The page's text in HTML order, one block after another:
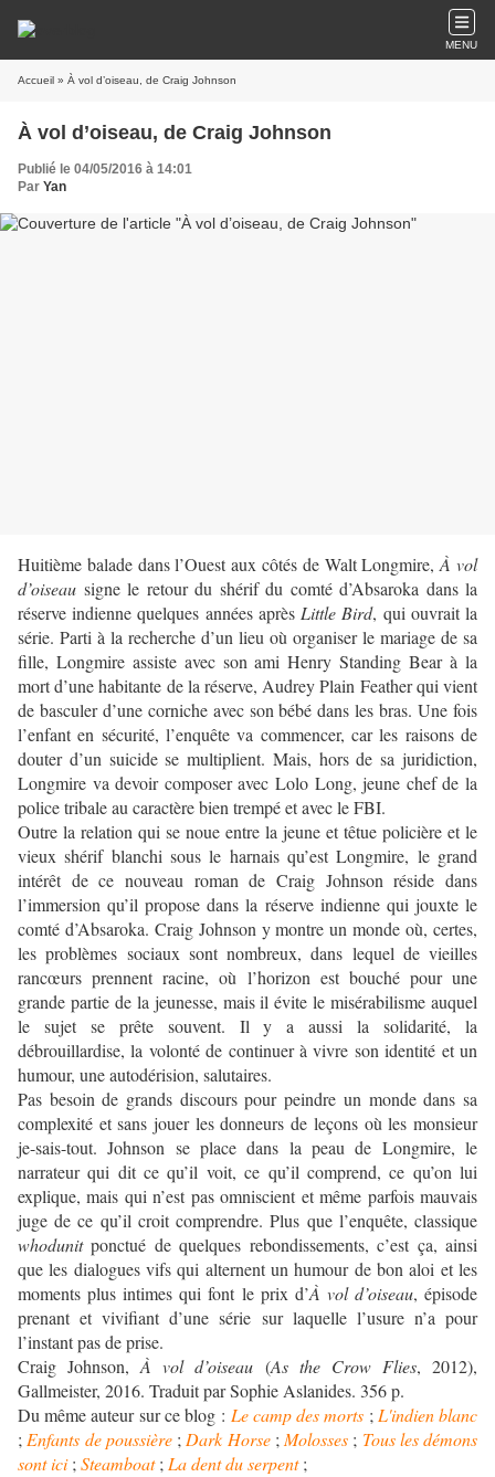
MENU
Accueil » À vol d’oiseau, de Craig Johnson
À vol d’oiseau, de Craig Johnson
Publié le 04/05/2016 à 14:01
Par Yan
Huitième balade dans l’Ouest aux côtés de Walt Longmire,À vol
d’oiseau signe le retour du shérif du comté d’Absaroka dans la
réserve indienne quelques années après Little Bird, qui ouvrait la
série. Parti à la recherche d’un lieu où organiser le mariage de sa
fille, Longmire assiste avec son ami Henry Standing Bear à la
mort d’une habitante de la réserve, Audrey Plain Feather qui vient
de basculer d’une corniche avec son bébé dans les bras. Une fois
l’enfant en sécurité, l’enquête va commencer, car les raisons de
douter d’un suicide se multiplient. Mais, hors de sa juridiction,
Longmire va devoir composer avec Lolo Long, jeune chef de la
police tribale au caractère bien trempé et avec le FBI.
Outre la relation qui se noue entre la jeune et têtue policière et le
vieux shérif blanchi sous le harnais qu’est Longmire, le grand
intérêt de ce nouveau roman de Craig Johnson réside dans
l’immersion qu’il propose dans la réserve indienne qui jouxte le
comté d’Absaroka. Craig Johnson y montre un monde où, certes,
les problèmes sociaux sont nombreux, dans lequel de vieilles
rancœurs prennent racine, où l’horizon est bouché pour une
grande partie de la jeunesse, mais il évite le misérabilisme auquel
le sujet se prête souvent. Il y a aussi la solidarité, la
débrouillardise, la volonté de continuer à vivre son identité et un
humour, une autodérision, salutaires.
Pas besoin de grands discours pour peindre un monde dans sa
complexité et sans jouer les donneurs de leçons où les monsieur
je-sais-tout. Johnson se place dans la peau de Longmire, le
narrateur qui dit ce qu’il voit, ce qu’il comprend, ce qu’on lui
explique, mais qui n’est pas omniscient et même parfois mauvais
juge de ce qu’il croit comprendre. Plus que l’enquête, classique
whodunitponctué de quelques rebondissements, c’est ça, ainsi
que les dialogues vifs qui alternent un humour de bon aloi et les
moments plus intimes qui font le prix d’À vol d’oiseau, épisode
prenant et vivifiant d’une série sur laquelle l’usure n’a pour
l’instant pas de prise.
Craig Johnson,À vol d’oiseau (As the Crow Flies, 2012),
Gallmeister, 2016. Traduit par Sophie Aslanides. 356 p.
Du même auteur sur ce blog : Le camp des morts ; L'indien blanc
; Enfants de poussière; Dark Horse; Molosses ; Tous les démons
sont ici; Steamboat; La dent du serpent;